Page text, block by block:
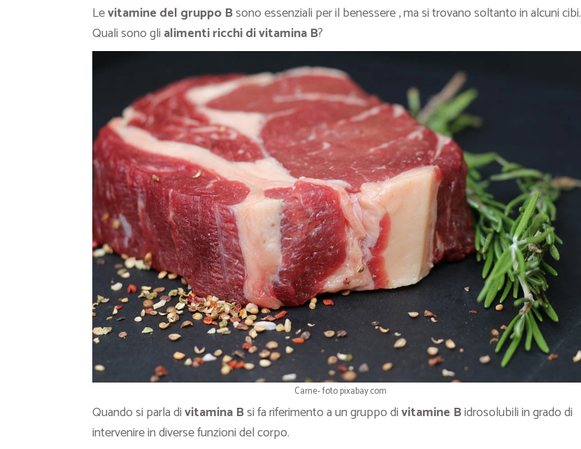
Levitamine del gruppo Bsono essenziali per il benessere , ma si trovano soltanto in alcuni cibi.
Quali sono gli alimenti ricchi di vitamina B?
Carne- foto pixabay.com
Quando si parla divitamina Bsi fa riferimento a un gruppo divitamine Bidrosolubili in grado di
intervenire in diverse funzioni del corpo.